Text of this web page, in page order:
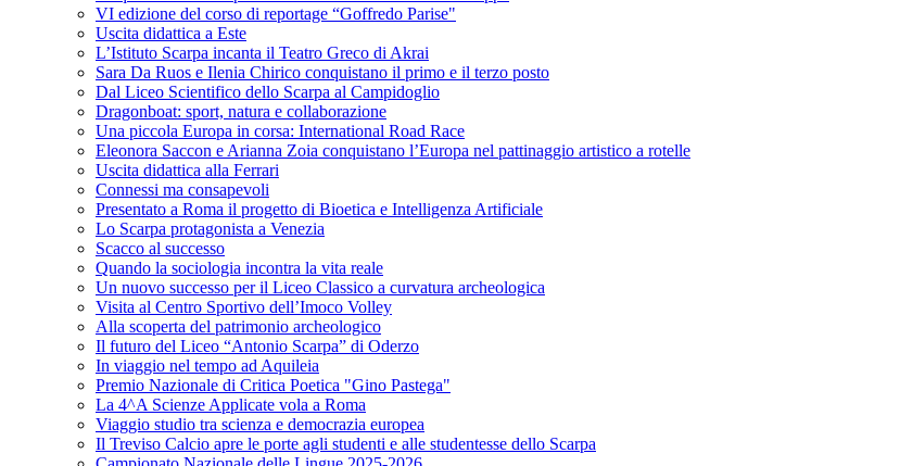
VI edizione del corso di reportage “Goffredo Parise"
Uscita didattica a Este
L’Istituto Scarpa incanta il Teatro Greco di Akrai
Sara Da Ruos e Ilenia Chirico conquistano il primo e il terzo posto
Dal Liceo Scientifico dello Scarpa al Campidoglio
Dragonboat: sport, natura e collaborazione
Una piccola Europa in corsa: International Road Race
Eleonora Saccon e Arianna Zoia conquistano l’Europa nel pattinaggio artistico a rotelle
Uscita didattica alla Ferrari
Connessi ma consapevoli
Presentato a Roma il progetto di Bioetica e Intelligenza Artificiale
Lo Scarpa protagonista a Venezia
Scacco al successo
Quando la sociologia incontra la vita reale
Un nuovo successo per il Liceo Classico a curvatura archeologica
Visita al Centro Sportivo dell’Imoco Volley
Alla scoperta del patrimonio archeologico
Il futuro del Liceo “Antonio Scarpa” di Oderzo
In viaggio nel tempo ad Aquileia
Premio Nazionale di Critica Poetica "Gino Pastega"
La 4^A Scienze Applicate vola a Roma
Viaggio studio tra scienza e democrazia europea
Il Treviso Calcio apre le porte agli studenti e alle studentesse dello Scarpa